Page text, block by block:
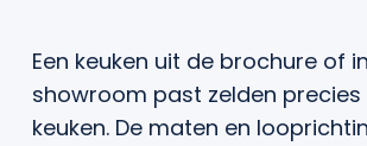
Een keuken uit de brochure of
showroom past zelden precies
keuken. De maten en